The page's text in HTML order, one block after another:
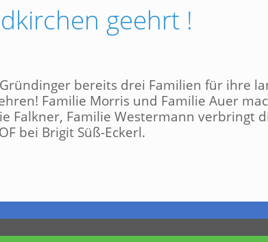
geehrt !
bereits drei Familien für ihre
Familie Morris und Familie Auer
Falkner, Familie Westermann verbringt
bei Brigit Süß-Eckerl.